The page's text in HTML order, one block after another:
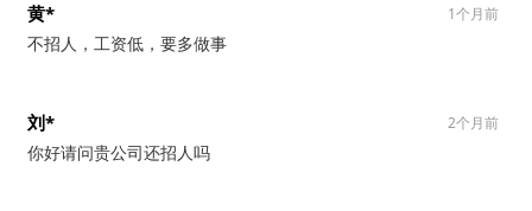
黄*
不招人，工资低，要多做事
1个月前
刘*
你好请问贵公司还招人吗
2个月前